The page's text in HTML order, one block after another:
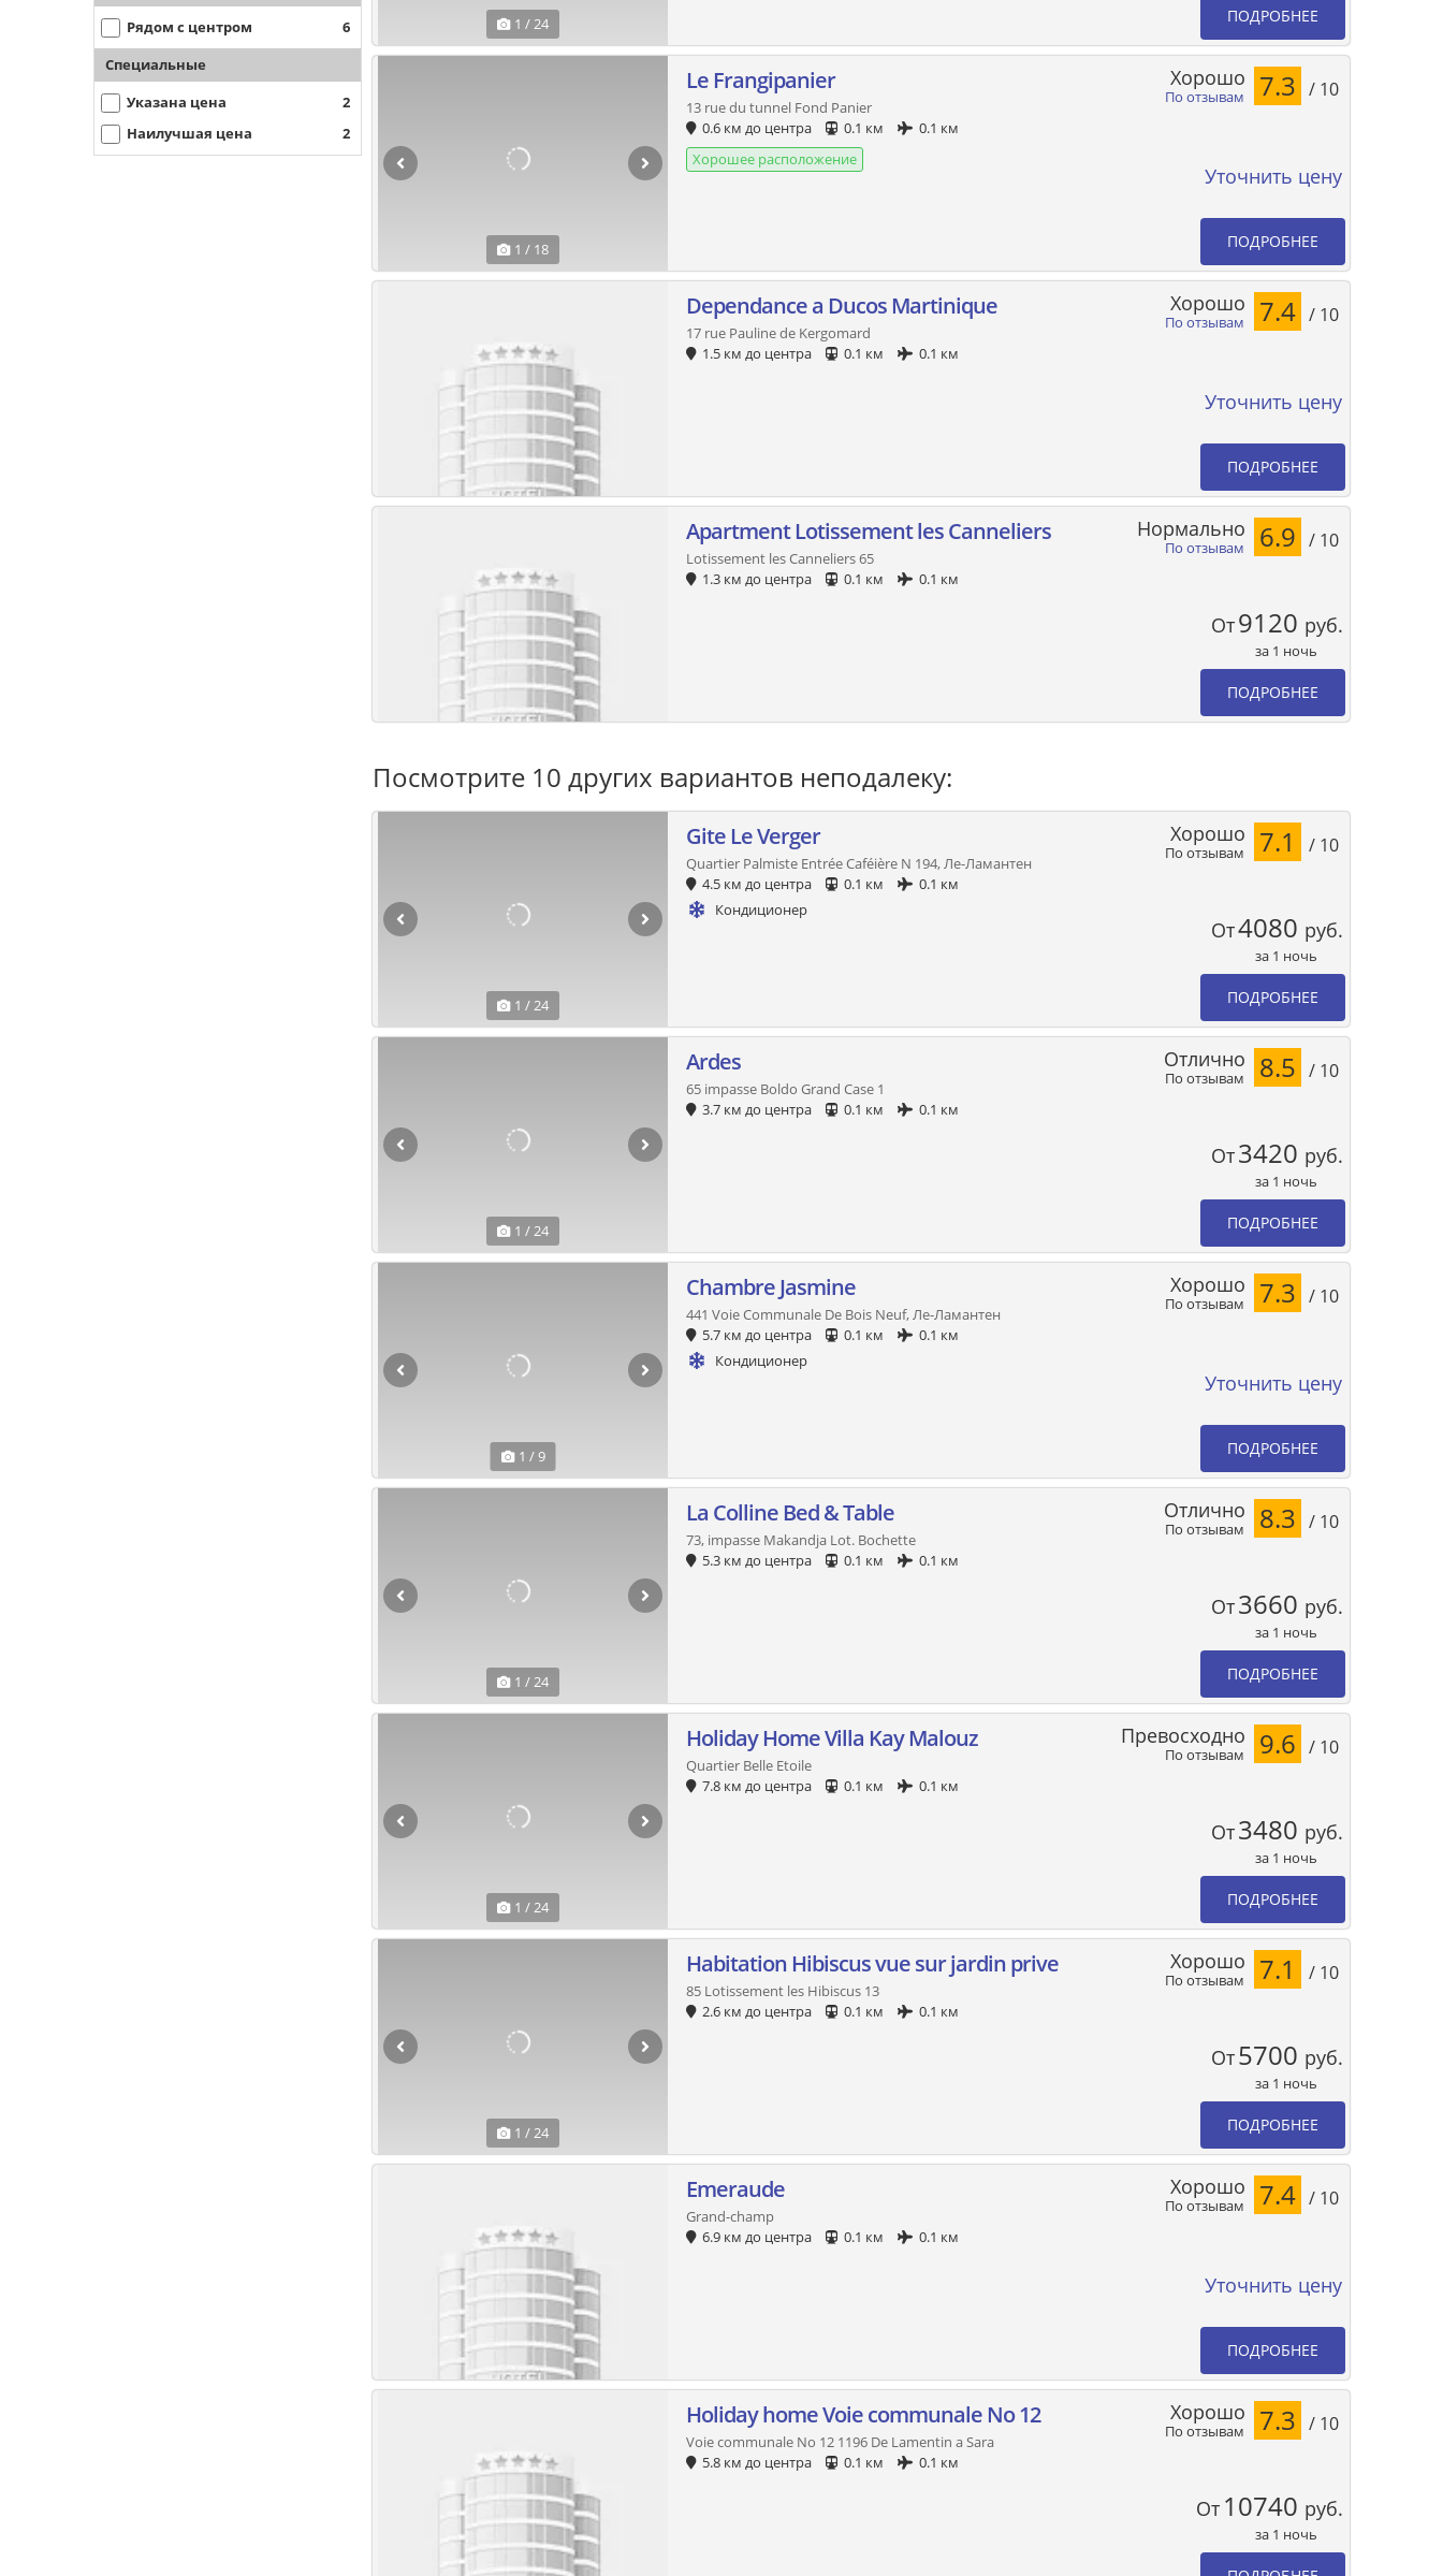
Рядом с центром 6
Специальные
Указана цена
2
Наилучшая цена
2
1 / 24 ПОДРОБНЕЕ
1 / 18
Le Frangipanier
13 rue du tunnel Fond Panier
0.6 км до центра
0.1 км
0.1 км
Хорошее расположение
По отзывам
Хорошо 7.3 / 10
Уточнить цену
ПОДРОБНЕЕ
Dependance a Ducos Martinique
17 rue Pauline de Kergomard
1.5 км до центра
0.1 км 0.1 км
По отзывам
Хорошо 7.4 / 10
Уточнить цену
ПОДРОБНЕЕ
Apartment Lotissement les Canneliers
Lotissement les Canneliers 65
1.3 км до центра
0.1 км 0.1 км
По отзывам
Нормально 6.9 / 10
От9120 руб.
за 1 ночь
ПОДРОБНЕЕ
Посмотрите 10 других вариантов неподалеку:
1 / 24
Gite Le Verger
Quartier Palmiste Entrée Caféière N 194, Ле-Ламантен
4.5 км до центра
0.1 км
0.1 км
Кондиционер
По отзывам
Хорошо 7.1 / 10
От4080 руб.
за 1 ночь
ПОДРОБНЕЕ
1 / 24
Ardes
65 impasse Boldo Grand Case 1
3.7 км до центра
0.1 км 0.1 км
По отзывам
Отлично 8.5 / 10
От3420 руб.
за 1 ночь
ПОДРОБНЕЕ
1 / 9
Chambre Jasmine
441 Voie Communale De Bois Neuf, Ле-Ламантен
5.7 км до центра
0.1 км
0.1 км
Кондиционер
По отзывам
Хорошо 7.3 / 10
Уточнить цену
ПОДРОБНЕЕ
1 / 24
La Colline Bed & Table
73, impasse Makandja Lot. Bochette
5.3 км до центра
0.1 км 0.1 км
По отзывам
Отлично 8.3 / 10
От3660 руб.
за 1 ночь
ПОДРОБНЕЕ
1 / 24
Holiday Home Villa Kay Malouz
Quartier Belle Etoile
7.8 км до центра
0.1 км 0.1 км
По отзывам
Превосходно 9.6 / 10
От3480 руб.
за 1 ночь
ПОДРОБНЕЕ
1 / 24
Habitation Hibiscus vue sur jardin prive
85 Lotissement les Hibiscus 13
2.6 км до центра
0.1 км 0.1 км
По отзывам
Хорошо 7.1 / 10
От5700 руб.
за 1 ночь
ПОДРОБНЕЕ
Emeraude
Grand-champ
6.9 км до центра
0.1 км 0.1 км
По отзывам
Хорошо 7.4 / 10
Уточнить цену
ПОДРОБНЕЕ
Holiday home Voie communale No 12
Voie communale No 12 1196 De Lamentin a Sara
5.8 км до центра
0.1 км 0.1 км
По отзывам
Хорошо 7.3 / 10
От 10740 руб.
за 1 ночь